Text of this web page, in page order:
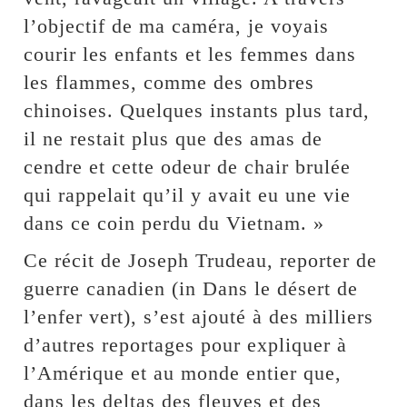
l’objectif de ma caméra, je voyais
courir les enfants et les femmes dans
les flammes, comme des ombres
chinoises. Quelques instants plus tard,
il ne restait plus que des amas de
cendre et cette odeur de chair brulée
qui rappelait qu’il y avait eu une vie
dans ce coin perdu du Vietnam. »
Ce récit de Joseph Trudeau, reporter de
guerre canadien (in Dans le désert de
l’enfer vert), s’est ajouté à des milliers
d’autres reportages pour expliquer à
l’Amérique et au monde entier que,
dans les deltas des fleuves et des